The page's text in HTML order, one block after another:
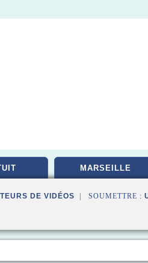
MARSEILLE
DE VIDÉOS | SOUMETTRE :